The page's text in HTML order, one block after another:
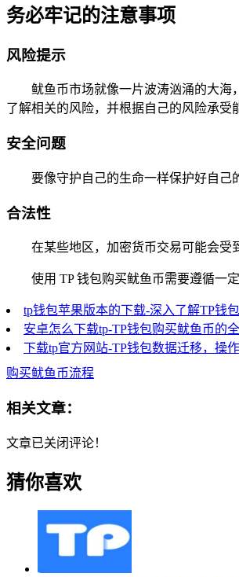
务必牢记的注意事项
风险提示
鱿鱼币市场就像一片波涛汹涌的大海
了解相关的风险，并根据自己的风险承受
安全问题
要像守护自己的生命一样保护好自己
合法性
在某些地区，加密货币交易可能会受
使用 TP 钱包购买鱿鱼币需要遵循一
tp钱包苹果版本的下载-深入了解TP钱
安卓怎么下载tp-TP钱包购买鱿鱼币的
下载tp官方网站-TP钱包数据迁移，操
购买鱿鱼币流程
相关文章：
文章已关闭评论！
猜你喜欢